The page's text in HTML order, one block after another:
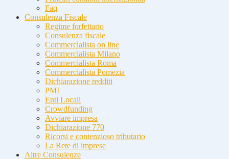
Faq
Consulenza Fiscale
Regime forfettario
Consulenza fiscale
Commercialista on line
Commercialista Milano
Commercialista Roma
Commercialista Pomezia
Dichiarazione redditi
PMI
Enti Locali
Crowdfunding
Avviare impresa
Dichiarazione 770
Ricorsi e contenzioso tributario
La Rete di imprese
Altre Consulenze